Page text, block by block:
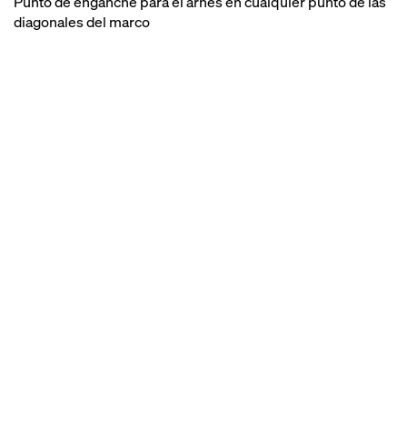
diagonales del marco